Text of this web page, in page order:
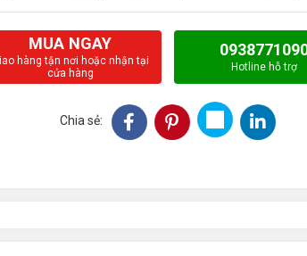
MUA NGAY
hàng tận nơi hoặc nhận tại
cửa hàng
Hotline hỗ trợ
Chia sẻ: